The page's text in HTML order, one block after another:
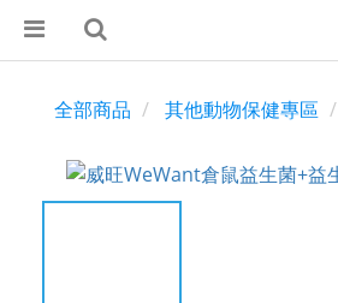
全部商品 其他動物保健專區